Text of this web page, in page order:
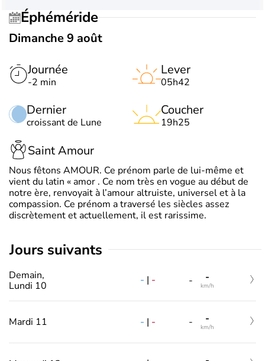
Éphéméride
Dimanche 9 août
Journée
-2 min
Dernier
croissant de Lune
Lever
05h42
Coucher
19h25
Saint Amour
Nous fêtons AMOUR. Ce prénom parle de lui-même et
vient du latin « amor . Ce nom très en vogue au début de
notre ère, renvoyait à l’amour altruiste, universel et à la
compassion. Ce prénom a traversé les siècles assez
discrètement et actuellement, il est rarissime.
jours suivants
Demain,
Lundi 10
- | - - -
km/h
Mardi 11 - | - - -
km/h